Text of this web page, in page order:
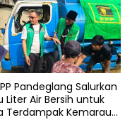
Pandeglang Salurkan
Liter Air Bersih untuk
Terdampak Kemarau